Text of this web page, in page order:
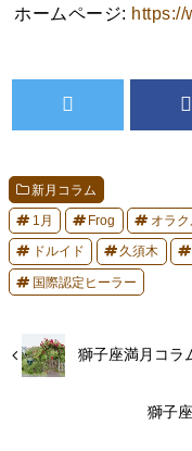
ホームページ: https://
新月コラム
1月 Frog オラ
ドルイド 久須木
国際認定ヒーラー
獅子座満月コ
獅子